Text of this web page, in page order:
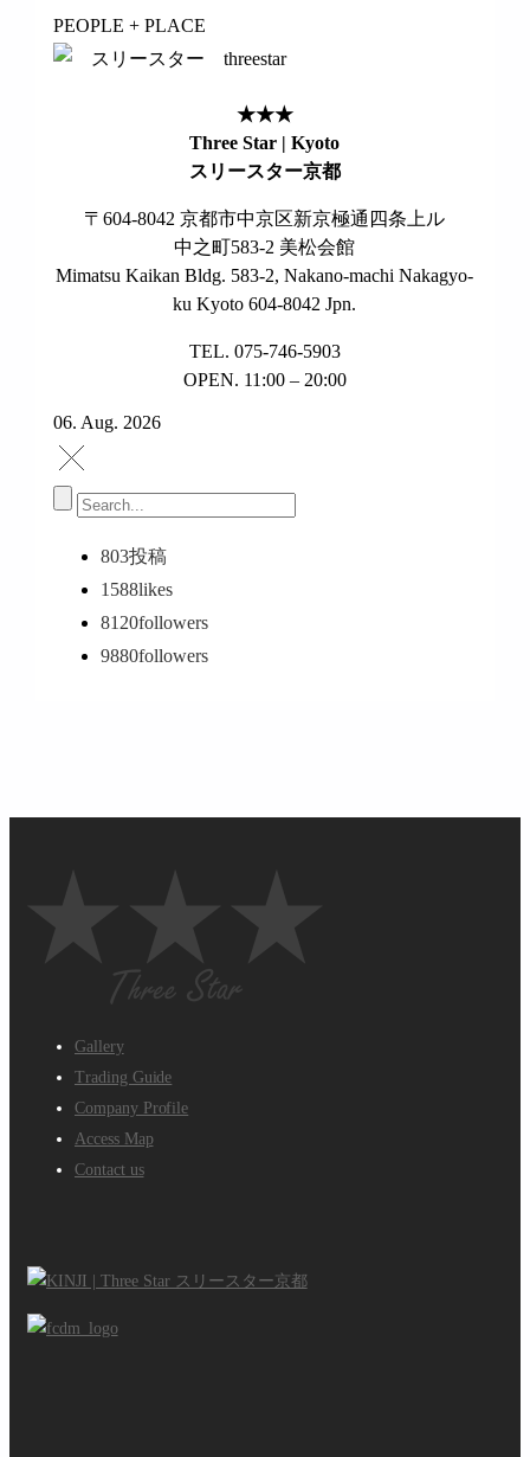
PEOPLE + PLACE
★★★
Three Star | Kyoto
スリースター京都
〒604-8042 京都市中京区新京極通四条上ル
中之町583-2 美松会館
Mimatsu Kaikan Bldg. 583-2, Nakano-machi Nakagyo-
ku Kyoto 604-8042 Jpn.
TEL. 075-746-5903
OPEN. 11:00 – 20:00
06. Aug. 2026
803投稿
1588likes
8120followers
9880followers
Gallery
Trading Guide
Company Profile
Access Map
Contact us